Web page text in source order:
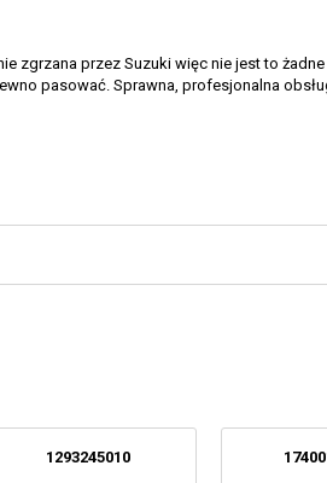
zgrzana przez Suzuki więc nie jest to żadne
pasować. Sprawna, profesjonalna
1293245010